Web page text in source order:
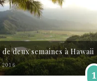
deux semaines à Hawaii
2016
1